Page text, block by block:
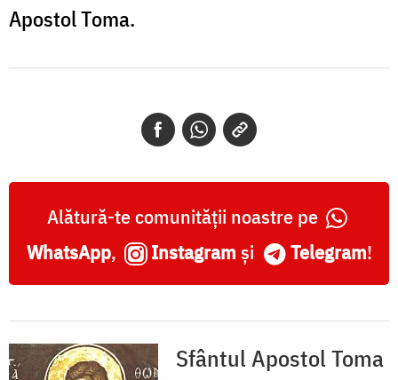
Apostol Toma.
Alătură-te comunității noastre pe
WhatsApp, Instagram și Telegram!
Sfântul Apostol Toma